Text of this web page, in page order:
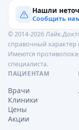
Нашли
Сообщить
© 2014-2026
справочный характер
Имеются
специалиста.
ПАЦИЕНТАМ
Врачи
Клиники
Цены
Акции